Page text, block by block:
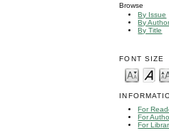
Browse
By Issue
By
By Title
FONT SIZE
For
For
For